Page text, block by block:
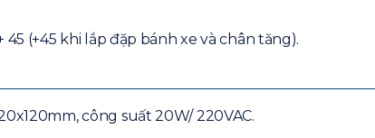
45 (+45 khi lắp đặp bánh xe và chân tăng).
công suất 20W/ 220VAC.